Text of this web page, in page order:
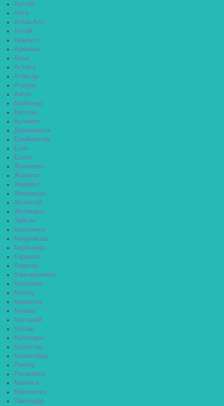
Актобе
Алга
Алма-Ата
Алтай
Аральск
Аркалык
Арыс
Астана
Атбасар
Атырау
Аягоз
Байконур
Балхаш
Булаево
Державинск
Ерейментау
Есик
Есиль
Жанаозен
Жанатас
Жаркент
Жезказган
Жетысай
Житикара
Зайсан
Казалинск
Кандыагаш
Караганда
Каражал
Каратау
Каркаралинск
Каскелен
Кентау
Кокшетау
Конаев
Костанай
Косшы
Кульсары
Курчатов
Кызылорда
Ленгер
Лисаковск
Макинск
Мамлютка
Павлодар